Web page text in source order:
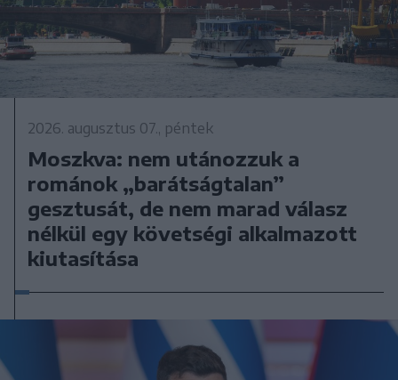
2026. augusztus 07., péntek
Moszkva: nem utánozzuk a
románok „barátságtalan”
gesztusát, de nem marad válasz
nélkül egy követségi alkalmazott
kiutasítása